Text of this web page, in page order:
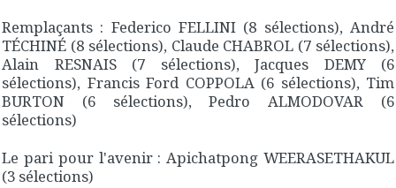
Remplaçants : Federico FELLINI (8 sélections), André
TÉCHINÉ (8 sélections), Claude CHABROL (7 sélections),
Alain RESNAIS (7 sélections), Jacques DEMY (6
sélections), Francis Ford COPPOLA (6 sélections), Tim
BURTON (6 sélections), Pedro ALMODOVAR (6
sélections)
Le pari pour l'avenir : Apichatpong WEERASETHAKUL
(3 sélections)